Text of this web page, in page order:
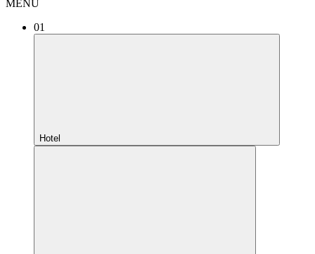
MENU
01
Hotel